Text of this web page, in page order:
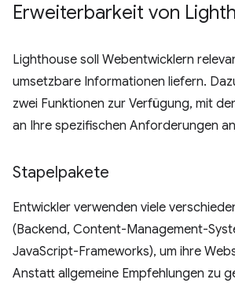
Erweiterbarkeit von
Lighthouse soll Webentwicklern
umsetzbare Informationen liefern.
zwei Funktionen zur Verfügung, mit
an Ihre spezifischen Anforderungen
Stapelpakete
Entwickler verwenden viele
(Backend, Content-Management-
JavaScript-Frameworks), um ihre
Anstatt allgemeine Empfehlungen zu